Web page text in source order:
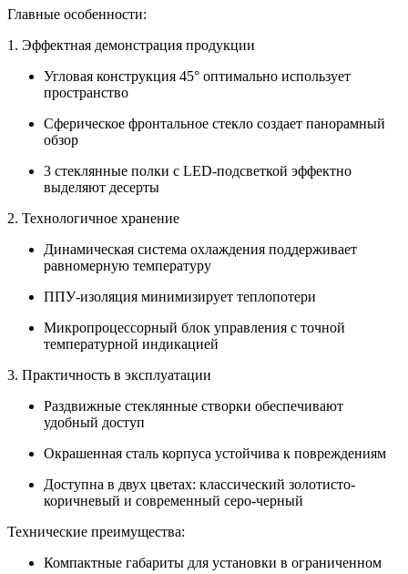
Главные особенности:
1. Эффектная демонстрация продукции
Угловая конструкция 45° оптимально использует
пространство
Сферическое фронтальное стекло создает панорамный
обзор
3 стеклянные полки с LED-подсветкой эффектно
выделяют десерты
2. Технологичное хранение
Динамическая система охлаждения поддерживает
равномерную температуру
ППУ-изоляция минимизирует теплопотери
Микропроцессорный блок управления с точной
температурной индикацией
3. Практичность в эксплуатации
Раздвижные стеклянные створки обеспечивают
удобный доступ
Окрашенная сталь корпуса устойчива к повреждениям
Доступна в двух цветах: классический золотисто-
коричневый и современный серо-черный
Технические преимущества:
Компактные габариты для установки в ограниченном